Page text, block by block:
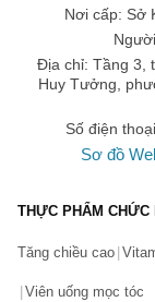
Nơi cấp: Sở
Địa chỉ: Tầng 3,
Huy Tưởng,
Số điện
Sơ đồ
THỰC PHẨM CHỨC
Tăng chiều cao
Viên uống mọc tóc
Số lần áp dụng:
Chỉ áp dụng
Ngày hết hạn: